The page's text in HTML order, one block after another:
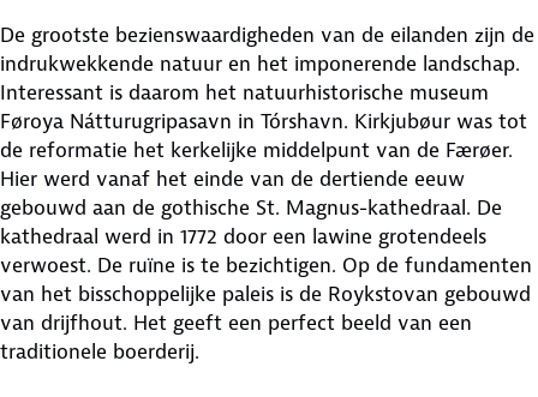
De grootste bezienswaardigheden van de eilanden zijn de
indrukwekkende natuur en het imponerende landschap.
Interessant is daarom het natuurhistorische museum
Føroya Nátturugripasavn in Tórshavn. Kirkjubøur was tot
de reformatie het kerkelijke middelpunt van de Færøer.
Hier werd vanaf het einde van de dertiende eeuw
gebouwd aan de gothische St. Magnus-kathedraal. De
kathedraal werd in 1772 door een lawine grotendeels
verwoest. De ruïne is te bezichtigen. Op de fundamenten
van het bisschoppelijke paleis is de Roykstovan gebouwd
van drijfhout. Het geeft een perfect beeld van een
traditionele boerderij.